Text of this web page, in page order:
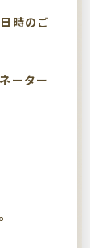
時のご
ーター